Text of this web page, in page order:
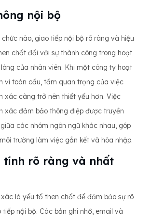
nội bộ
nào, giao tiếp nội bộ rõ ràng và hiệu
chốt đối với sự thành công trong hoạt
của nhân viên. Khi một công ty hoạt
vi toàn cầu, tầm quan trọng của việc
xác càng trở nên thiết yếu hơn. Việc
xác đảm bảo thông điệp được truyền
các nhóm ngôn ngữ khác nhau, góp
trường làm việc gắn kết và hòa nhập.
tính rõ ràng và nhất
là yếu tố then chốt để đảm bảo sự rõ
nội bộ. Các bản ghi nhớ, email và